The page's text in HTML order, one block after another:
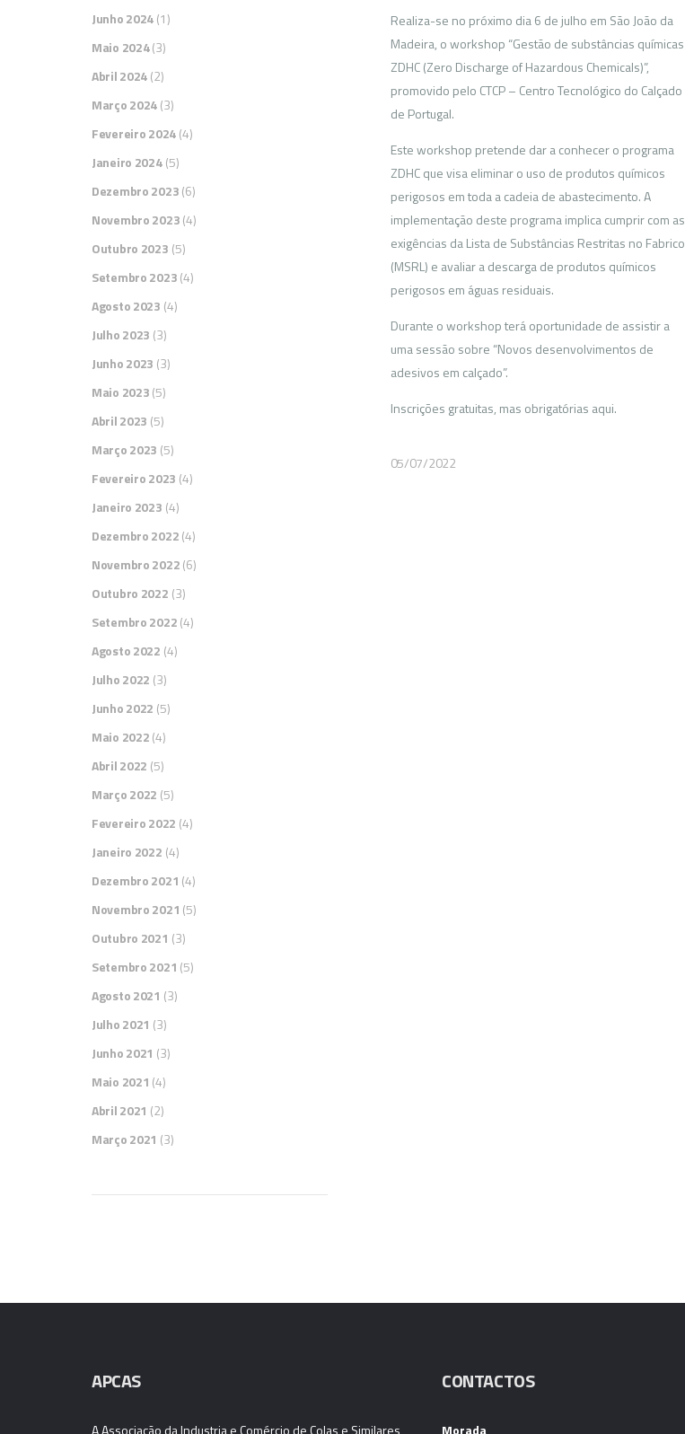
Realiza-se no próximo dia 6 de julho em São João da
Madeira, o workshop “Gestão de substâncias químicas
ZDHC (Zero Discharge of Hazardous Chemicals)”,
promovido pelo CTCP – Centro Tecnológico do Calçado
de Portugal.
Este workshop pretende dar a conhecer o programa
ZDHC que visa eliminar o uso de produtos químicos
perigosos em toda a cadeia de abastecimento. A
implementação deste programa implica cumprir com as
exigências da Lista de Substâncias Restritas no Fabrico
(MSRL) e avaliar a descarga de produtos químicos
perigosos em águas residuais.
Durante o workshop terá oportunidade de assistir a
uma sessão sobre “Novos desenvolvimentos de
adesivos em calçado”.
Inscrições gratuitas, mas obrigatórias aqui.
05/07/2022
Junho 2024(1)
Maio 2024(3)
Abril 2024(2)
Março 2024(3)
Fevereiro 2024(4)
Janeiro 2024(5)
Dezembro 2023(6)
Novembro 2023(4)
Outubro 2023 (5)
Setembro 2023(4)
Agosto 2023 (4)
Julho 2023 (3)
Junho 2023 (3)
Maio 2023(5)
Abril 2023 (5)
Março 2023 (5)
Fevereiro 2023 (4)
Janeiro 2023 (4)
Dezembro 2022(4)
Novembro 2022(6)
Outubro 2022 (3)
Setembro 2022(4)
Agosto 2022 (4)
Julho 2022 (3)
Junho 2022 (5)
Maio 2022(4)
Abril 2022 (5)
Março 2022 (5)
Fevereiro 2022 (4)
Janeiro 2022 (4)
Dezembro 2021 (4)
Novembro 2021 (5)
Outubro 2021 (3)
Setembro 2021 (5)
Agosto 2021 (3)
Julho 2021 (3)
Junho 2021 (3)
Maio 2021 (4)
Abril 2021 (2)
Março 2021 (3)
APCAS
A Associação da Industria e Comércio de Colas e Similares
CONTACTOS
Morada